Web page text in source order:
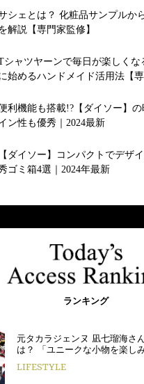
シェとは？ 化粧品サンプルか
解説【専門家監修】
シャツヤーンで毎日が楽しく
始めるハンドメイド活用法【
利機能も搭載!?【ダイソー】
ン性も優秀｜2024最新
【ダイソー】コンパクトでデザ
ゴミ箱4選｜2024年最新
ランキング
元タカラジェンヌ 凪七瑠海さ
は？ 「ユニークな小物を楽し
LIFESTYLE